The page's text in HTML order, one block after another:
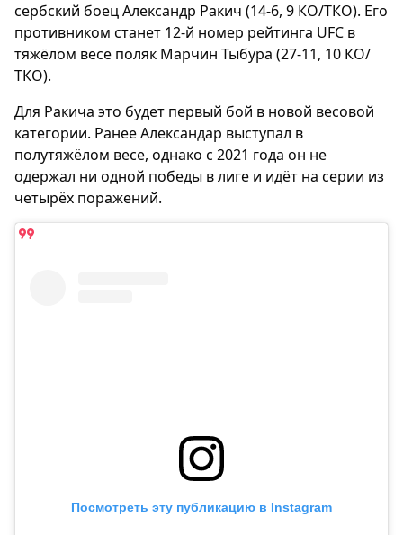
сербский боец Александр Ракич (14-6, 9 КО/ТКО). Его
противником станет 12-й номер рейтинга UFC в
тяжёлом весе поляк Марчин Тыбура (27-11, 10 КО/
ТКО).
Для Ракича это будет первый бой в новой весовой
категории. Ранее Александар выступал в
полутяжёлом весе, однако с 2021 года он не
одержал ни одной победы в лиге и идёт на серии из
четырёх поражений.
Посмотреть эту публикацию в Instagram